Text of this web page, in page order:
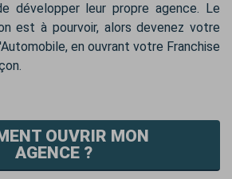
développer leur propre agence. Le
est à pourvoir, alors devenez votre
en ouvrant votre Franchise
OUVRIR MON
AGENCE ?